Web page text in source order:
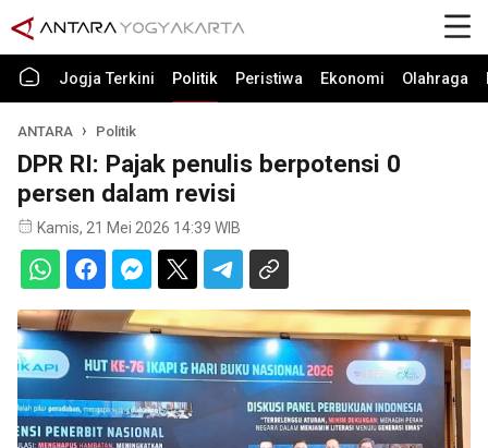
Jogja Terkini Politik Peristiwa Ekonomi Olahraga
ANTARA Politik
DPR RI: Pajak penulis berpotensi 0
persen dalam revisi
Kamis, 21 Mei 2026 14:39 WIB